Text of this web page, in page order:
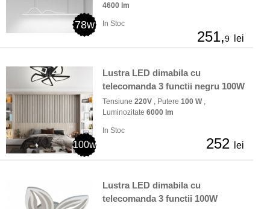
78w
4600 lm
In Stoc
251,9 lei
100w
Lustra LED dimabila cu
telecomanda 3 functii negru 100W
Tensiune 220V , Putere 100 W,
Luminozitate 6000 lm
In Stoc
252 lei
Lustra LED dimabila cu
telecomanda 3 functii 100W